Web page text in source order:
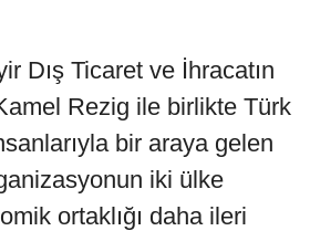
Dış Ticaret ve İhracatın
Rezig ile birlikte Türk
bir araya gelen
iki ülke
ortaklığı daha ileri